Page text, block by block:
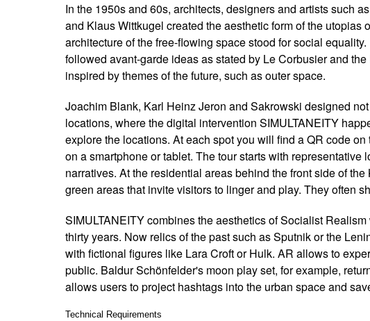
In the 1950s and 60s, architects, designers and artists such
and Klaus Wittkugel created the aesthetic form of the
architecture of the free-flowing space stood for social
followed avant-garde ideas as stated by Le Corbusier and
inspired by themes of the future, such as outer space.
Joachim Blank, Karl Heinz Jeron and Sakrowski designed
locations, where the digital intervention SIMULTANEITY
explore the locations. At each spot you will find a QR code
on a smartphone or tablet. The tour starts with
narratives. At the residential areas behind the front side of
green areas that invite visitors to linger and play. They often
SIMULTANEITY combines the aesthetics of Socialist
thirty years. Now relics of the past such as Sputnik or the
with fictional figures like Lara Croft or Hulk. AR allows to
public. Baldur Schönfelder's moon play set, for example,
allows users to project hashtags into the urban space and
Technical Requirements